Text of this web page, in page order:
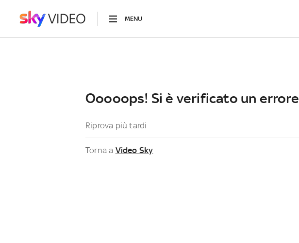
MENU
Ooooops! Si è verificato un errore
Riprova più tardi
Torna a Video Sky